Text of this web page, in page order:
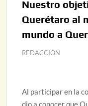
Nuestro
Querétaro al
mundo a
REDACCIÓN
Al participar en la
dio a conocer que